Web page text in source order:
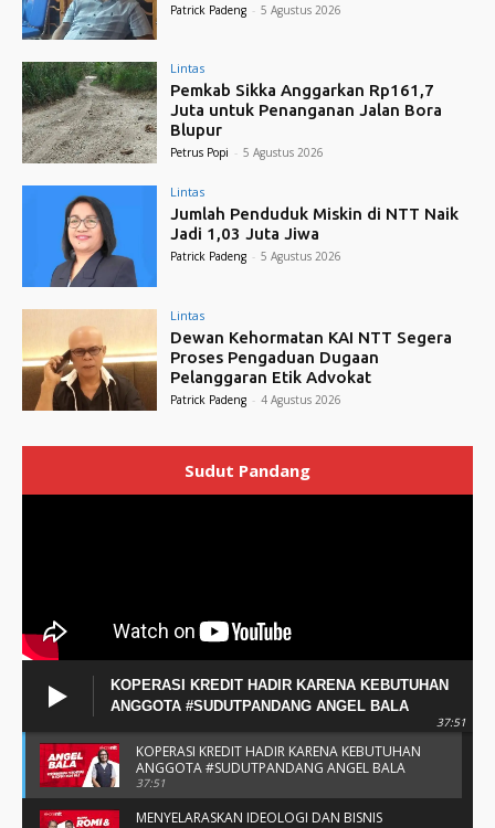
Patrick Padeng - 5 Agustus 2026
Lintas
Pemkab Sikka Anggarkan Rp161,7
Juta untuk Penanganan Jalan Bora
Blupur
Petrus Popi - 5 Agustus 2026
Lintas
Jumlah Penduduk Miskin di NTT Naik
Jadi 1,03 Juta Jiwa
Patrick Padeng - 5 Agustus 2026
Lintas
Dewan Kehormatan KAI NTT Segera
Proses Pengaduan Dugaan
Pelanggaran Etik Advokat
Patrick Padeng - 4 Agustus 2026
Sudut Pandang
KOPERASI KREDIT HADIR KARENA KEBUTUHAN
ANGGOTA #SUDUTPANDANG ANGEL BALA
37:51
KOPERASI KREDIT HADIR KARENA KEBUTUHAN
ANGGOTA #SUDUTPANDANG ANGEL BALA
37:51
MENYELARASKAN IDEOLOGI DAN BISNIS